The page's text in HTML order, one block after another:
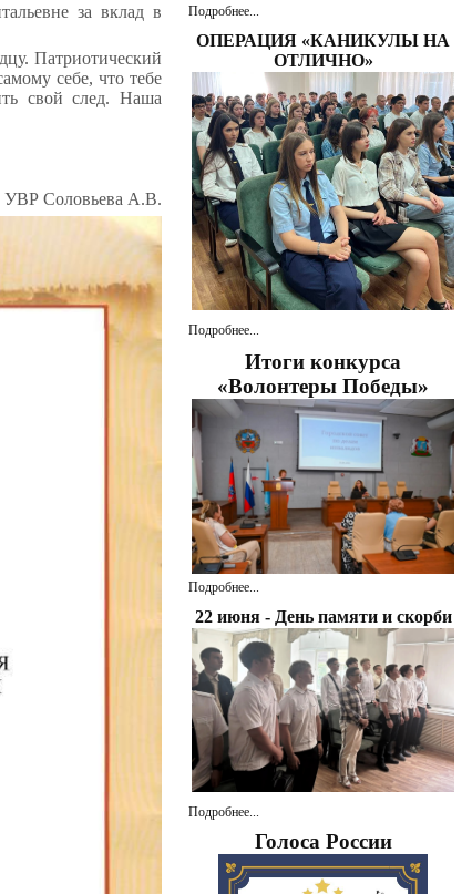
за вклад в
Патриотический
себе, что тебе
свой след. Наша
УВР Соловьева А.В.
Подробнее...
ОПЕРАЦИЯ «КАНИКУЛЫ НА
ОТЛИЧНО»
Подробнее...
Итоги конкурса
«Волонтеры Победы»
Подробнее...
22 июня - День памяти и скорби
Подробнее...
Голоса России